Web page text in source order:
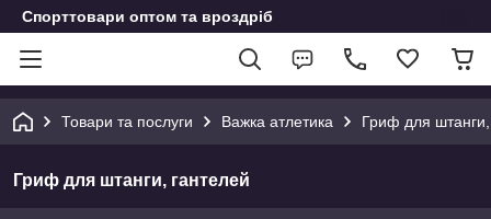
Спорттовари оптом та вроздріб
Товари та послуги Важка атлетика Гриф для штанги,
Гриф для штанги, гантелей